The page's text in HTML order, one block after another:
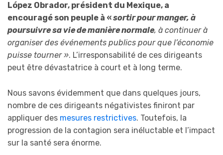
López Obrador, président du Mexique, a
encouragé son peuple à «sortir pour manger, à
poursuivre sa vie de manière normale, à continuer à
organiser des événements publics pour que l’économie
puisse tourner ». L’irresponsabilité de ces dirigeants
peut être dévastatrice à court et à long terme.
Nous savons évidemment que dans quelques jours,
nombre de ces dirigeants négativistes finiront par
appliquer des mesures restrictives. Toutefois, la
progression de la contagion sera inéluctable et l’impact
sur la santé sera énorme.